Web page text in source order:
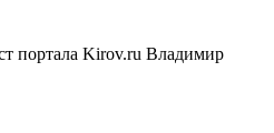
портала Kirov.ru Владимир